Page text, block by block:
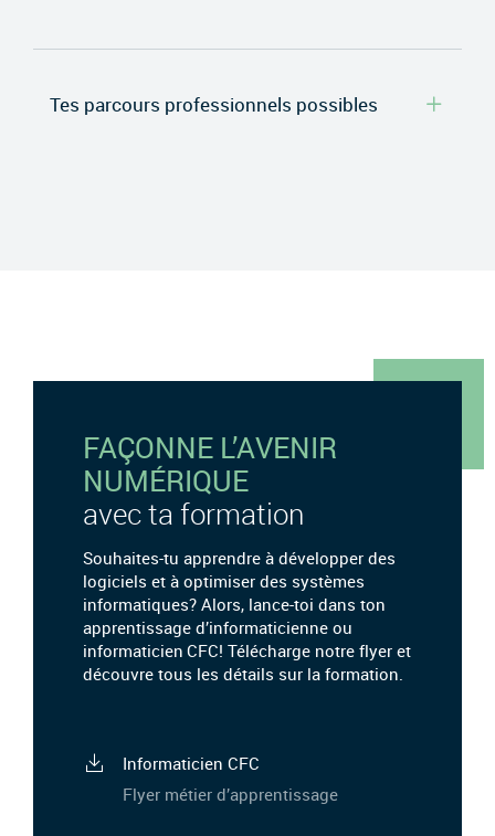
Tes parcours professionnels possibles
FAÇONNE L’AVENIR
NUMÉRIQUE
avec ta formation
Souhaites-tu apprendre à développer des
logiciels et à optimiser des systèmes
informatiques? Alors, lance-toi dans ton
apprentissage d’informaticienne ou
informaticien CFC! Télécharge notre flyer et
découvre tous les détails sur la formation.
Informaticien CFC
Flyer métier d’apprentissage